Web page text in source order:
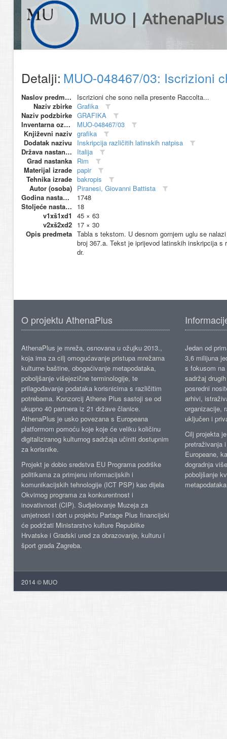
MUO | AthenaPlus
Detalji: MUO-048467/03: Iscrizioni
Naslov predmeta
Iscrizioni che sono nella presente Raccolta...
Naziv zbirke Grafika
Naziv podzbirke GRAFIKA
Inventarna oznaka
MUO-048467/03
Književni naziv grafika
Dodatak nazivu
Inskripcija različitih latinskih natpisa
Država nastanka
Italija
Grad nastanka Rim
Materijal izrade papir
Tehnika izrade bakropis
Autor (osoba) Piranesi, Giovanni Battista
Godina nastanka
1748
Stoljeće nastanka
18
v1xš1xd1
45 × 63
v2xš2xd2 17 × 30
Opis predmeta Tabla s tekstom. U desnom gornjem uglu se
broj 367.a. Tekst je iprijevod latinskih inskripcija
dr.
O projektu AthenaPlus
AthenaPlus je mreža, osnovana u ožujku 2013.,
koja ima za cilj omogućavanje pristupa mrežama
kulturne baštine, obogaćivanje metapodataka,
poboljšanje višejezične terminologije, te
prilagođavanje podataka korisnicima s različitim
potrebama. Konzorcij Athene Plus sastoji se od
ukupno 40 partnera iz 21 države članice.
AthenaPlus je usko povezana s Europeana
platformom pomoću koje koje će veliku količinu
digitaliziranog kulturnog sadržaja učiniti dostupnim
za korisnike.
Projekt je dobio sredstva EU Programa podrške
politikama za primjenu informacijskih i
komunikacijskih tehnologije (ICT PSP) kao dijela
Okvirnog programa za konkurentnost i
inovativnost (CIP). Sudjelovanje Muzeja za
umjetnost i obrt u projektu Partage Plus financijski
će podržati Ministarstvo kulture Republike
Hrvatske i Gradski ured za obrazovanje, kulturu i
šport grada Zagreba.
Jedan od
3,6 milijuna
s fokusom
sadržaj
posredni
arhivi,
organizacije,
uključen i
Cilj projekta
pretraživanja
Europeane,
dogradnja
poboljšanje
2014 © MUO